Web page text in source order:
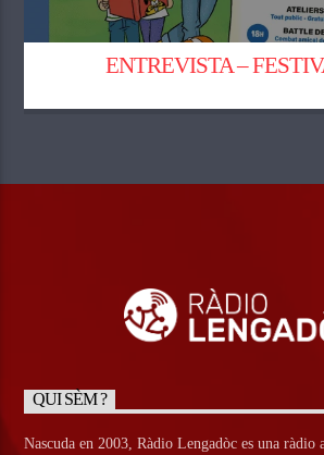
ENTREVISTA –
QUI SÈM ?
Nascuda en 2003, Ràdio Lengadòc es una ràdio